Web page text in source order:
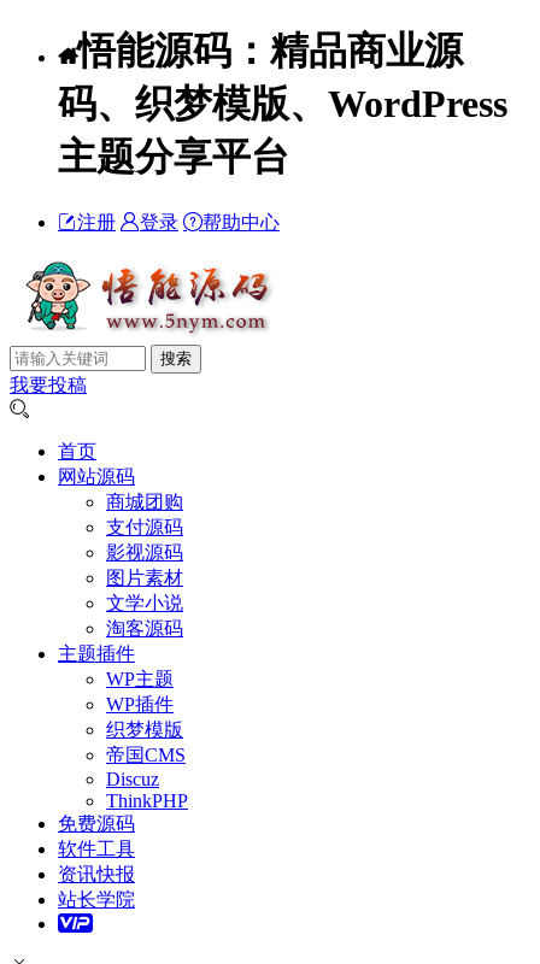
悟能源码：精品商业源
码、织梦模版、WordPress
主题分享平台
注册 登录 帮助中心
我要投稿
首页
网站源码
商城团购
支付源码
影视源码
图片素材
文学小说
淘客源码
主题插件
WP主题
WP插件
织梦模版
帝国CMS
Discuz
ThinkPHP
免费源码
软件工具
资讯快报
站长学院